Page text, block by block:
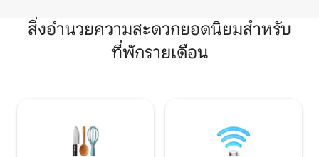
สิ่งอำนวยความสะดวกยอดนิยมสำหรับ
ที่พักรายเดือน